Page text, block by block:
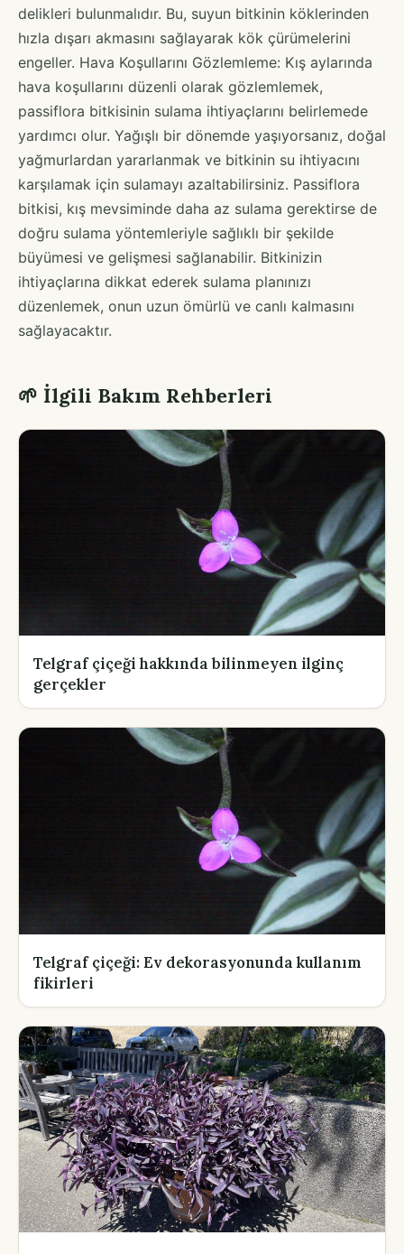
delikleri bulunmalıdır. Bu, suyun bitkinin köklerinden
hızla dışarı akmasını sağlayarak kök çürümelerini
engeller. Hava Koşullarını Gözlemleme: Kış aylarında
hava koşullarını düzenli olarak gözlemlemek,
passiflora bitkisinin sulama ihtiyaçlarını belirlemede
yardımcı olur. Yağışlı bir dönemde yaşıyorsanız, doğal
yağmurlardan yararlanmak ve bitkinin su ihtiyacını
karşılamak için sulamayı azaltabilirsiniz. Passiflora
bitkisi, kış mevsiminde daha az sulama gerektirse de
doğru sulama yöntemleriyle sağlıklı bir şekilde
büyümesi ve gelişmesi sağlanabilir. Bitkinizin
ihtiyaçlarına dikkat ederek sulama planınızı
düzenlemek, onun uzun ömürlü ve canlı kalmasını
sağlayacaktır.
🌱 İlgili Bakım Rehberleri
Telgraf çiçeği hakkında bilinmeyen ilginç
gerçekler
Telgraf çiçeği: Ev dekorasyonunda kullanım
fikirleri